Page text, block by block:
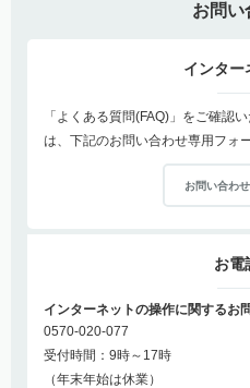
お問い
インター
「よくある質問(FAQ)」をご確認
は、下記のお問い合わせ専用フォ
お問い合わ
お電
インターネットの操作に関するお
0570-020-077
受付時間：9時～17時
（年末年始は休業）